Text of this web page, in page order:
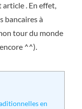
article . En effet,
bancaires à
tour du monde
^^).
en